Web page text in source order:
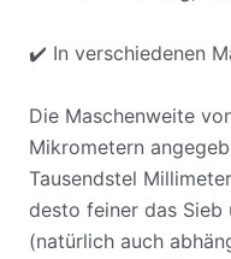
✔️ In verschiedenen
Die Maschenweite
Mikrometern
Tausendstel
desto feiner das
(natürlich auch